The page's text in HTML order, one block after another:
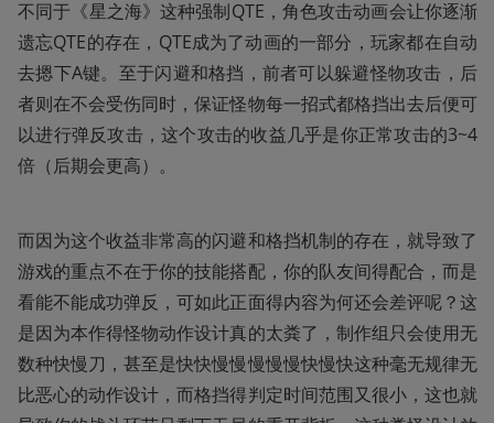
不同于《星之海》这种强制QTE，角色攻击动画会让你逐渐
遗忘QTE的存在，QTE成为了动画的一部分，玩家都在自动
去摁下A键。至于闪避和格挡，前者可以躲避怪物攻击，后
者则在不会受伤同时，保证怪物每一招式都格挡出去后便可
以进行弹反攻击，这个攻击的收益几乎是你正常攻击的3~4
倍（后期会更高）。
而因为这个收益非常高的闪避和格挡机制的存在，就导致了
游戏的重点不在于你的技能搭配，你的队友间得配合，而是
看能不能成功弹反，可如此正面得内容为何还会差评呢？这
是因为本作得怪物动作设计真的太粪了，制作组只会使用无
数种快慢刀，甚至是快快慢慢慢慢慢快慢快这种毫无规律无
比恶心的动作设计，而格挡得判定时间范围又很小，这也就